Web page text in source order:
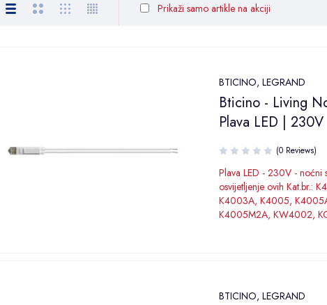
Prikaži samo artikle na akciji
BTICINO,LEGRAND
Bticino - Living
Plava LED | 230V
(0 Reviews)
Plava LED - 230V - noćni
osvijetljenje ovih Kat.br.:
K4003A, K4005,
K4005M2A, KW4002,
BTICINO,LEGRAND